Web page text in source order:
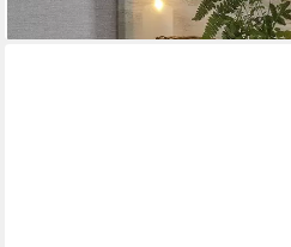
lieferbar - in 2-3 Werktagen bei dir